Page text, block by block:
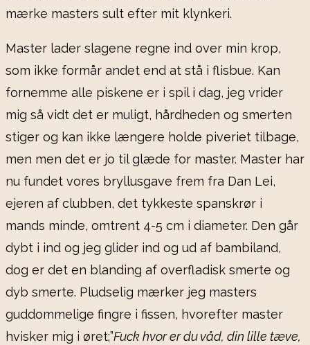
mærke masters sult efter mit klynkeri.
Master lader slagene regne ind over min krop,
som ikke formår andet end at stå i flisbue. Kan
fornemme alle piskene er i spil i dag, jeg vrider
mig så vidt det er muligt, hårdheden og smerten
stiger og kan ikke længere holde piveriet tilbage,
men men det er jo til glæde for master. Master har
nu fundet vores bryllusgave frem fra Dan Lei,
ejeren af clubben, det tykkeste spanskrør i
mands minde, omtrent 4-5 cm i diameter. Den går
dybt i ind og jeg glider ind og ud af bambiland,
dog er det en blanding af overfladisk smerte og
dyb smerte. Pludselig mærker jeg masters
guddommelige fingre i fissen, hvorefter master
hvisker mig i øret;”Fuck hvor er du våd, din lille tæve,